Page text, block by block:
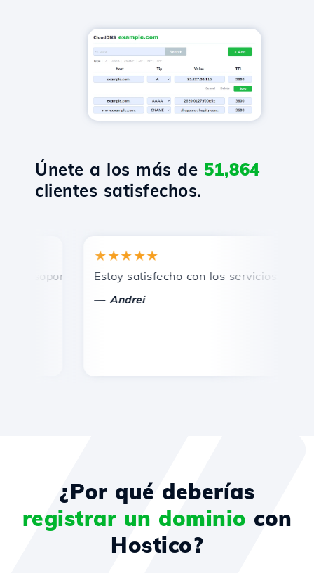
Únete a los más de 51,864
clientes satisfechos.
soporte técnico rápido y eficiente.
★★★★★
Estoy satisfecho con los servicios
Andrei
¿Por qué deberías
registrar un dominio con
Hostico?